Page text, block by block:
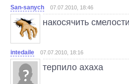
San-sanych 07.07.2010, 18:46
накосячить
intedaile 07.07.2010, 18:16
терпило ахаха